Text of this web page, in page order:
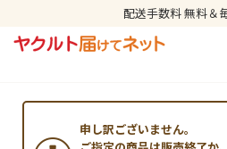
配送手数料 無料＆
申し訳ございません。